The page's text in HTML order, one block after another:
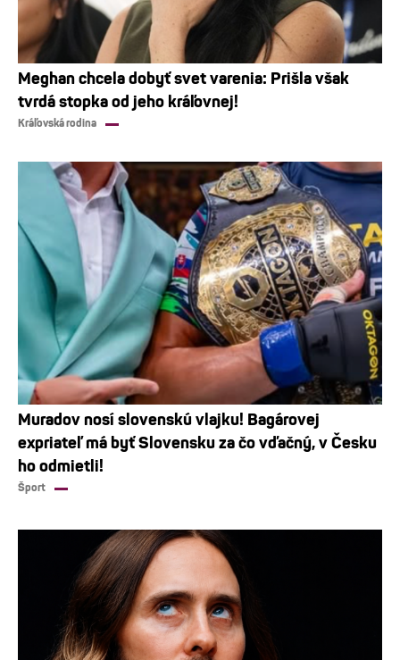
Meghan chcela dobyť svet varenia: Prišla však
tvrdá stopka od jeho kráľovnej!
Kráľovská rodina
Muradov nosí slovenskú vlajku! Bagárovej
expriateľ má byť Slovensku za čo vďačný, v Česku
ho odmietli!
Šport